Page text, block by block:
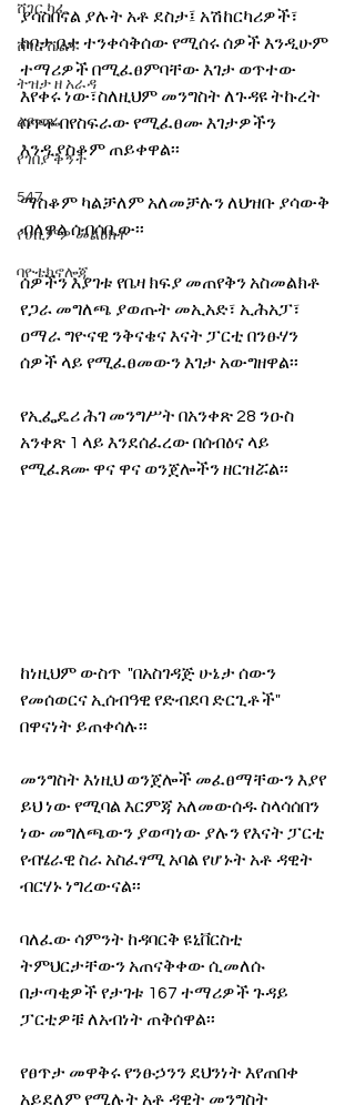
ሸገር ካፌ
ሸገር ሼልፍ
ትዝታ ዘ አራዳ
ልዩ ወሬ
የገበያ ቅኝት
547
የሀኪምዎ መልዕክት
ባዮቴክኖሎጂ
ያሳስበናል ያሉት አቶ ደስታ፤ አሽከርካሪዎች፣
ከቦታ ቦታ ተንቀሳቅሰው የሚሰሩ ሰዎች እንዲሁም
ተማሪዎች በሚፈፀምባቸው እገታ ወጥተው
እየቀሩ ነው፣ስለዚህም መንግስት ለጉዳዩ ትኩረት
ሰጥቶ በየስፍራው የሚፈፀሙ እገታዎችን
እንዲያስቆም ጠይቀዋል፡፡
ማስቆም ካልቻለም አለመቻሉን ለህዝቡ ያሳውቅ
ብለዋል ሰብሳቢው፡፡
ሰዎችን እያገቱ የቤዛ ክፍያ መጠየቅን አስመልክቶ
የጋራ መግለጫ ያወጡት መኢአድ፣ ኢሕአፓ፣
ዐማራ ግዮናዊ ንቅናቄና እናት ፓርቲ በንፁሃን
ሰዎች ላይ የሚፈፀመውን እገታ አውግዘዋል፡፡
የኢፌዴሪ ሕገ መንግሥት በአንቀጽ 28 ንዑስ
አንቀጽ 1 ላይ እንደሰፈረው በሰብዕና ላይ
የሚፈጸሙ ዋና ዋና ወንጀሎችን ዘርዝሯል፡፡
ከነዚህም ውስጥ  "በአስገዳጅ ሁኔታ ሰውን
የመሰወርና ኢሰብዓዊ የድብደባ ድርጊቶች"
በዋናነት ይጠቀሳሉ፡፡
መንግስት እነዚህ ወንጀሎች መፈፀማቸውን እያየ
ይህ ነው የሚባል እርምጃ አለመውሰዱ ስላሳሰበን
ነው መግለጫውን ያወጣነው ያሉን የእናት ፓርቲ
የብሄራዊ ስራ አስፈፃሚ አባል የሆኑት አቶ ዳዊት
ብርሃኑ ነግረውናል፡፡
ባለፈው ሳምንት ከዳባርቅ ዩኒቨርስቲ
ትምህርታቸውን አጠናቅቀው ሲመለሱ
በታጣቂዎች የታገቱ 167 ተማሪዎች ጉዳይ
ፓርቲዎቹ ለአብነት ጠቅሰዋል፡፡
የፀጥታ መዋቅሩ የንፁኃንን ደህንነት እየጠበቀ
አይደለም የሚሉት አቶ ዳዊት መንግስት